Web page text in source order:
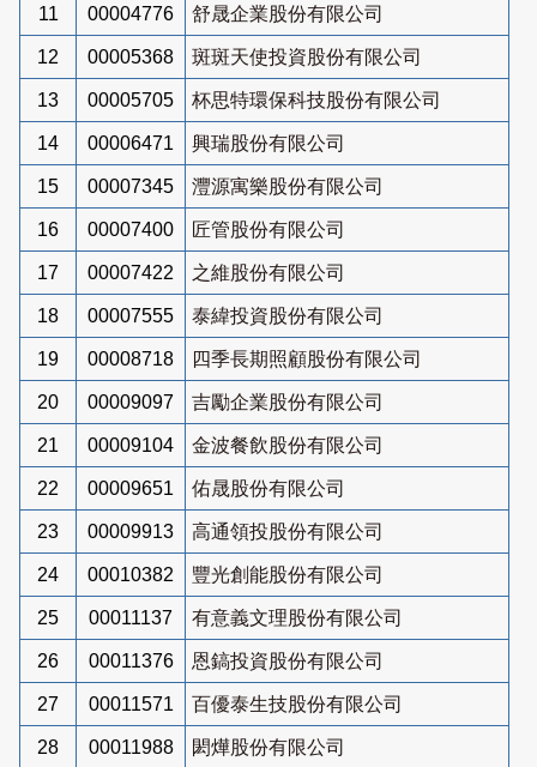
11 00004776 舒晟企業股份有限公司
12 00005368 斑斑天使投資股份有限公司
13 00005705 杯思特環保科技股份有限公司
14 00006471 興瑞股份有限公司
15 00007345 灃源寓樂股份有限公司
16 00007400 匠管股份有限公司
17 00007422 之維股份有限公司
18 00007555 泰緯投資股份有限公司
19 00008718 四季長期照顧股份有限公司
20 00009097 吉勵企業股份有限公司
21 00009104 金波餐飲股份有限公司
22 00009651 佑晟股份有限公司
23 00009913 高通領投股份有限公司
24 00010382 豐光創能股份有限公司
25 00011137 有意義文理股份有限公司
26 00011376 恩鎬投資股份有限公司
27 00011571 百優泰生技股份有限公司
28 00011988 閎燁股份有限公司